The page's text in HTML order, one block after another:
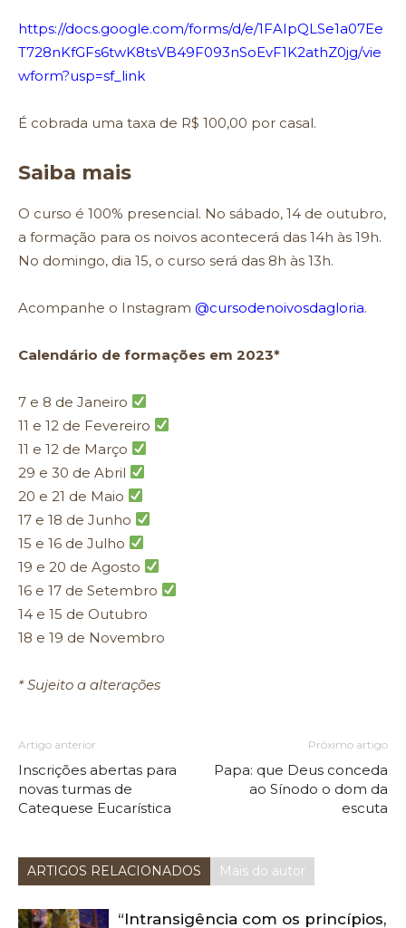
https://docs.google.com/forms/d/e/1FAIpQLSe1a07Ee
T728nKfGFs6twK8tsVB49F093nSoEvF1K2athZ0jg/vie
wform?usp=sf_link
É cobrada uma taxa de R$ 100,00 por casal.
Saiba mais
O curso é 100% presencial. No sábado, 14 de outubro,
a formação para os noivos acontecerá das 14h às 19h.
No domingo, dia 15, o curso será das 8h às 13h.
Acompanhe o Instagram @cursodenoivosdagloria.
Calendário de formações em 2023*
7 e 8 de Janeiro
11 e 12 de Fevereiro
11 e 12 de Março
29 e 30 de Abril
20 e 21 de Maio
17 e 18 de Junho
15 e 16 de Julho
19 e 20 de Agosto
16 e 17 de Setembro
14 e 15 de Outubro
18 e 19 de Novembro
* Sujeito a alterações
Artigo anterior
Inscrições abertas para
novas turmas de
Catequese Eucarística
Próximo artigo
Papa: que Deus conceda
ao Sínodo o dom da
escuta
ARTIGOS RELACIONADOS Mais do autor
“Intransigência com os princípios,